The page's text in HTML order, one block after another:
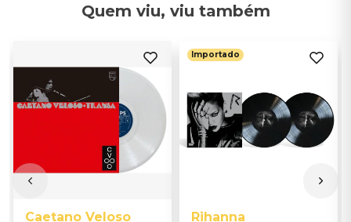
Quem viu, viu também
Caetano Veloso
Importado
Rihanna